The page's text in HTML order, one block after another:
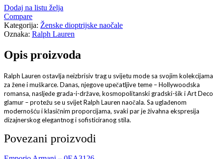
Dodaj na listu želja
Compare
Kategorija: Ženske dioptrijske naočale
Oznaka: Ralph Lauren
Opis proizvoda
Ralph Lauren ostavlja neizbrisiv trag u svijetu mode sa svojim kolekcijama
za žene i muškarce. Danas, njegove upečatljive teme – Hollywoodska
romansa, nasljeđe grada-i-države, kosmopolitanski gradski-šik i Art Deco
glamur – protežu se u svijet Ralph Lauren naočala. Sa uglađenom
modernošću i klasičnim proporcijama, svaki par je živahna ekspresija
dizajnerskog elegantnog i sofisticiranog stila.
Povezani proizvodi